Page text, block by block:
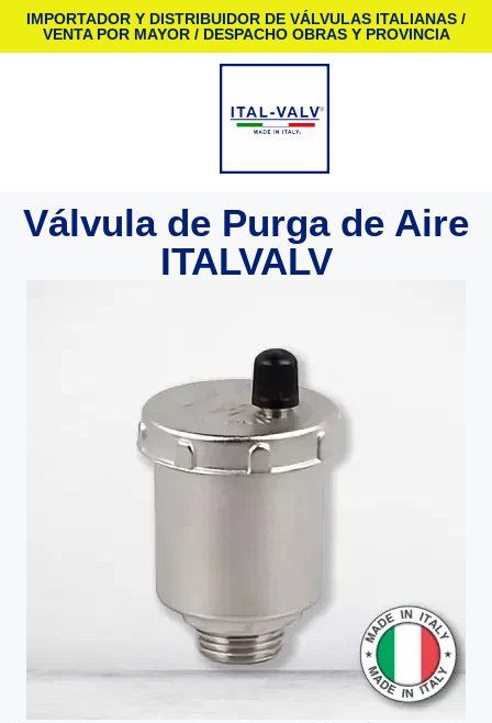
IMPORTADOR Y DISTRIBUIDOR DE VÁLVULAS ITALIANAS /
VENTA POR MAYOR / DESPACHO OBRAS Y PROVINCIA
Válvula de Purga de Aire
ITALVALV